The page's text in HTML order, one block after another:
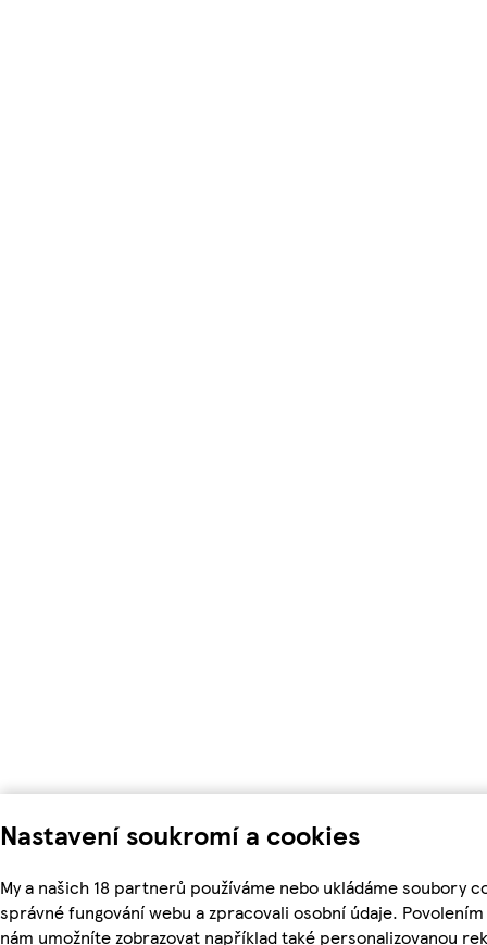
Nastavení soukromí a cookies
My a našich 18 partnerů používáme nebo ukládáme soubory
správné fungování webu a zpracovali osobní údaje.
nám umožníte zobrazovat například také personalizovanou